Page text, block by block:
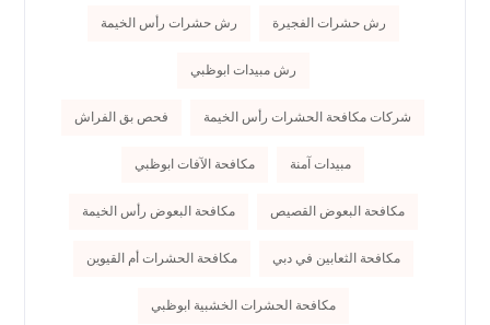
رش حشرات الفجيرة رش حشرات رأس الخيمة
رش مبيدات ابوظبي
شركات مكافحة الحشرات رأس الخيمة فحص بق الفراش
مبيدات آمنة مكافحة الآفات ابوظبي
مكافحة البعوض القصيص مكافحة البعوض رأس الخيمة
مكافحة الثعابين في دبي مكافحة الحشرات أم القيوين
مكافحة الحشرات الخشبية ابوظبي